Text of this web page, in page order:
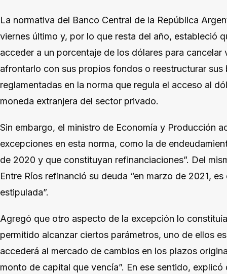
La normativa del Banco Central de la República
viernes último y, por lo que resta del año, estableció
acceder a un porcentaje de los dólares para
afrontarlo con sus propios fondos o reestructurar
reglamentadas en la norma que regula el acceso al
moneda extranjera del sector privado.
Sin embargo, el ministro de Economía y Producción
excepciones en esta norma, como la de
de 2020 y que constituyan refinanciaciones”. Del
Entre Ríos refinanció su deuda “en marzo de 2021,
estipulada”.
Agregó que otro aspecto de la excepción lo
permitido alcanzar ciertos parámetros, uno de ellos
accederá al mercado de cambios en los plazos
monto de capital que vencía”. En ese sentido,